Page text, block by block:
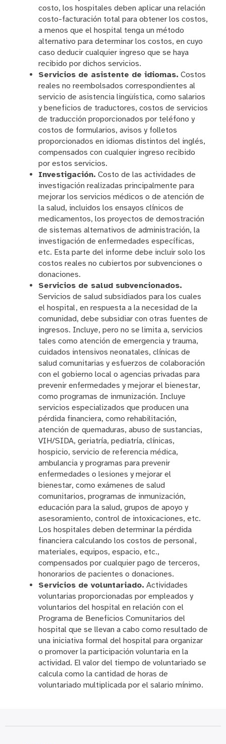
costo, los hospitales deben aplicar una relación
costo-facturación total para obtener los costos,
a menos que el hospital tenga un método
alternativo para determinar los costos, en cuyo
caso deducir cualquier ingreso que se haya
recibido por dichos servicios.
Servicios de asistente de idiomas. Costos
reales no reembolsados correspondientes al
servicio de asistencia lingüística, como salarios
y beneficios de traductores, costos de servicios
de traducción proporcionados por teléfono y
costos de formularios, avisos y folletos
proporcionados en idiomas distintos del inglés,
compensados con cualquier ingreso recibido
por estos servicios.
Investigación. Costo de las actividades de
investigación realizadas principalmente para
mejorar los servicios médicos o de atención de
la salud, incluidos los ensayos clínicos de
medicamentos, los proyectos de demostración
de sistemas alternativos de administración, la
investigación de enfermedades específicas,
etc. Esta parte del informe debe incluir solo los
costos reales no cubiertos por subvenciones o
donaciones.
Servicios de salud subvencionados.
Servicios de salud subsidiados para los cuales
el hospital, en respuesta a la necesidad de la
comunidad, debe subsidiar con otras fuentes de
ingresos. Incluye, pero no se limita a, servicios
tales como atención de emergencia y trauma,
cuidados intensivos neonatales, clínicas de
salud comunitarias y esfuerzos de colaboración
con el gobierno local o agencias privadas para
prevenir enfermedades y mejorar el bienestar,
como programas de inmunización. Incluye
servicios especializados que producen una
pérdida financiera, como rehabilitación,
atención de quemaduras, abuso de sustancias,
VIH/SIDA, geriatría, pediatría, clínicas,
hospicio, servicio de referencia médica,
ambulancia y programas para prevenir
enfermedades o lesiones y mejorar el
bienestar, como exámenes de salud
comunitarios, programas de inmunización,
educación para la salud, grupos de apoyo y
asesoramiento, control de intoxicaciones, etc.
Los hospitales deben determinar la pérdida
financiera calculando los costos de personal,
materiales, equipos, espacio, etc.,
compensados por cualquier pago de terceros,
honorarios de pacientes o donaciones.
Servicios de voluntariado. Actividades
voluntarias proporcionadas por empleados y
voluntarios del hospital en relación con el
Programa de Beneficios Comunitarios del
hospital que se llevan a cabo como resultado de
una iniciativa formal del hospital para organizar
o promover la participación voluntaria en la
actividad. El valor del tiempo de voluntariado se
calcula como la cantidad de horas de
voluntariado multiplicada por el salario mínimo.